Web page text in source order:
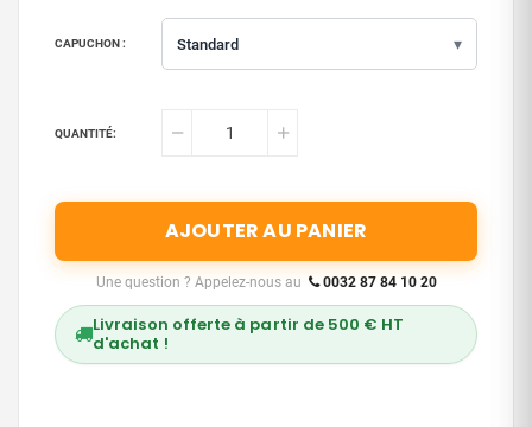
CAPUCHON : Standard ▾
QUANTITÉ:
AJOUTER AU PANIER
Une question ? Appelez-nous au 0032 87 84 10 20
Livraison offerte à partir de 500 € HT
d'achat !